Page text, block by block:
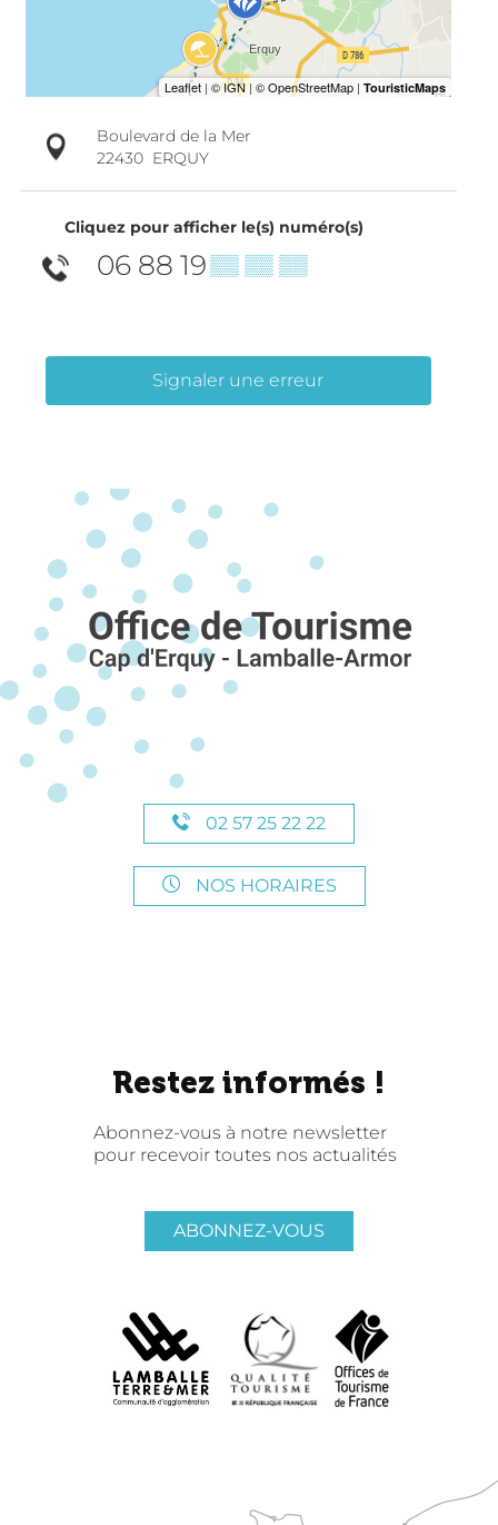
Boulevard de la Mer
22430 ERQUY
Cliquez pour afficher le(s) numéro(s)
06 88 19▒▒ ▒▒ ▒▒
Signaler une erreur
02 57 25 22 22
NOS HORAIRES
Restez informés !
Abonnez-vous à notre newsletter
pour recevoir toutes nos actualités
ABONNEZ-VOUS